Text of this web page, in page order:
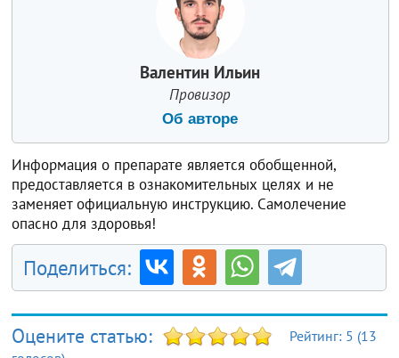
Валентин Ильин
Провизор
Об авторе
Информация о препарате является обобщенной,
предоставляется в ознакомительных целях и не
заменяет официальную инструкцию. Самолечение
опасно для здоровья!
Поделиться:
Оцените статью: Рейтинг: 5 (13